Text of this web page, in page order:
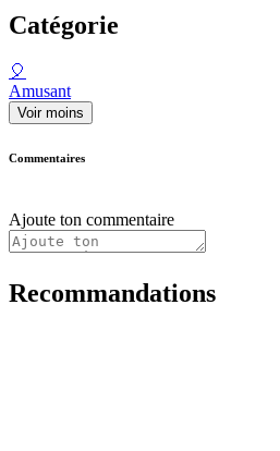
Catégorie
🎈
Amusant
Voir moins
Commentaires
Ajoute ton commentaire
Recommandations